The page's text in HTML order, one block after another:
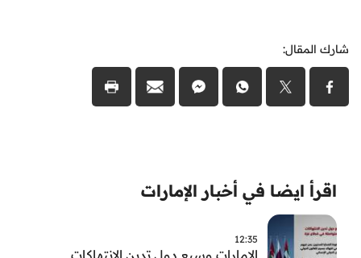
شارك المقال:
اقرأ ايضا في أخبار الإمارات
12:35
الامارات وسبع دول تدين الانتهاكات